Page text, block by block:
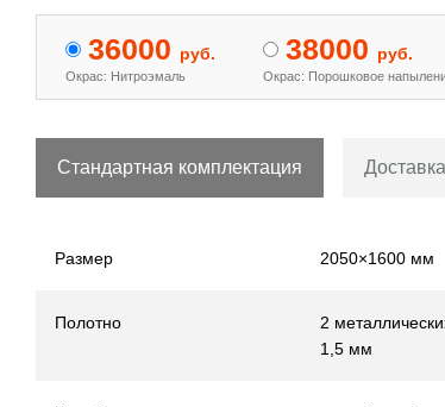
36000 руб.
Окрас: Нитроэмаль
38000 руб.
Окрас: Порошковое
Стандартная комплектация Доставка
Размер 2050×1600 мм
Полотно
2
1,5 мм